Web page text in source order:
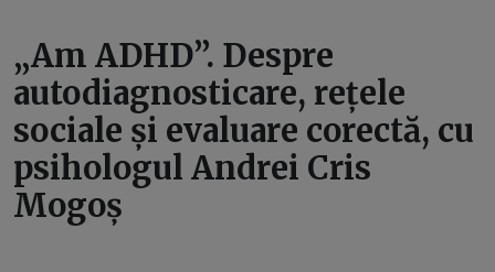
„Am ADHD”. Despre
autodiagnosticare, rețele
sociale și evaluare corectă, cu
psihologul Andrei Cris
Mogoș